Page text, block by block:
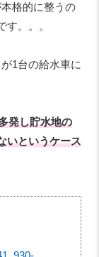
格的に整うの
。。。
1台の給水車に
発し貯水地の
いというケース